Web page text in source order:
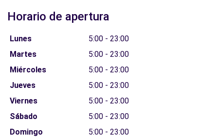
Horario de apertura
Lunes
5:00 - 23:00
Martes
5:00 - 23:00
Miércoles
5:00 - 23:00
Jueves
5:00 - 23:00
Viernes
5:00 - 23:00
Sábado
5:00 - 23:00
Domingo
5:00 - 23:00